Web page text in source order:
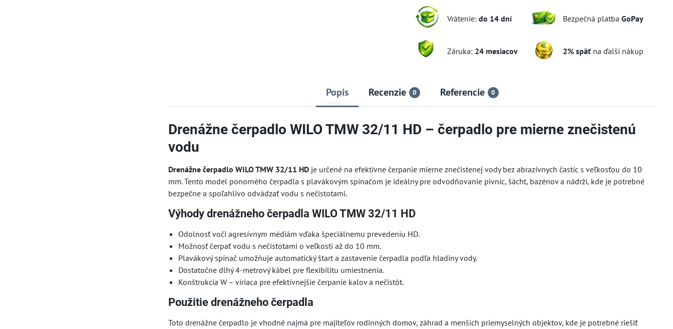
Vrátenie:do 14 dní Bezpečná platbaGoPay
Záruka: 24 mesiacov 2% späť na ďalší nákup
Popis Recenzie 0 Referencie 0
Drenážne čerpadlo WILO TMW 32/11 HD – čerpadlo pre mierne znečistenú
vodu
Drenážne čerpadlo WILO TMW 32/11 HD je určené na efektívne čerpanie mierne znečistenej vody bez abrazívnych častíc s veľkosťou do 10
mm. Tento model ponorného čerpadla s plavákovým spínačom je ideálny pre odvodňovanie pivníc, šácht, bazénov a nádrží, kde je potrebné
bezpečne a spoľahlivo odvádzať vodu s nečistotami.
Výhody drenážneho čerpadla WILO TMW 32/11 HD
Odolnosť voči agresívnym médiám vďaka špeciálnemu prevedeniu HD.
Možnosť čerpať vodu s nečistotami o veľkosti až do 10 mm.
Plavákový spínač umožňuje automatický štart a zastavenie čerpadla podľa hladiny vody.
Dostatočne dlhý 4-metrový kábel pre flexibilitu umiestnenia.
Konštrukcia W – víriaca pre efektívnejšie čerpanie kalov a nečistôt.
Použitie drenážneho čerpadla
Toto drenážne čerpadlo je vhodné najmä pre majiteľov rodinných domov, záhrad a menších priemyselných objektov, kde je potrebné riešiť